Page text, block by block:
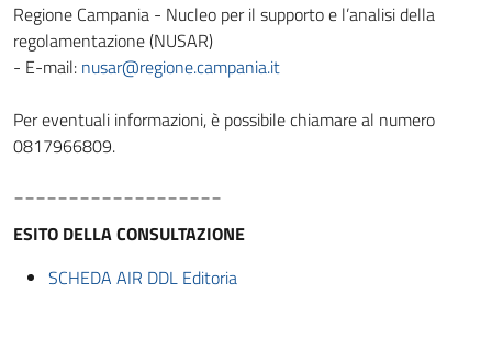
Regione Campania - Nucleo per il supporto e l’analisi della
regolamentazione (NUSAR)
- E-mail: nusar@regione.campania.it
Per eventuali informazioni, è possibile chiamare al numero
0817966809.
ESITO DELLA CONSULTAZIONE
SCHEDA AIR DDL Editoria